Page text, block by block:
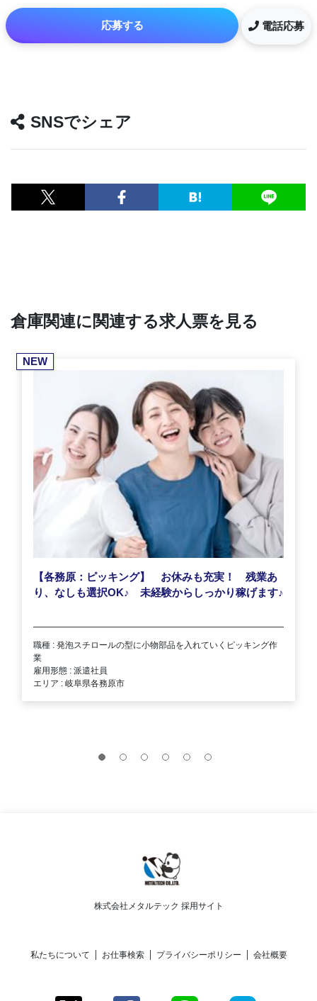
応募する 電話応募
SNSでシェア
倉庫関連に関連する求人票を見る
NEW
【各務原：ピッキング】 お休みも充実！ 残業あ
り、なしも選択OK♪ 未経験からしっかり稼げます♪
職種 : 発泡スチロールの型に小物部品を入れていくピッキング作
業
雇用形態 : 派遣社員
エリア : 岐阜県各務原市
株式会社メタルテック 採用サイト
私たちについて お仕事検索 プライバシーポリシー 会社概要